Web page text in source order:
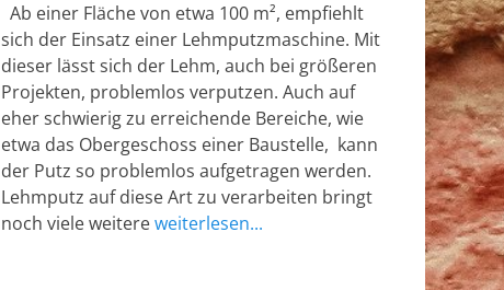
Ab einer Fläche von etwa 100 m², empfiehlt
sich der Einsatz einer Lehmputzmaschine. Mit
dieser lässt sich der Lehm, auch bei größeren
Projekten, problemlos verputzen. Auch auf
eher schwierig zu erreichende Bereiche, wie
etwa das Obergeschoss einer Baustelle, kann
der Putz so problemlos aufgetragen werden.
Lehmputz auf diese Art zu verarbeiten bringt
noch viele weitereweiterlesen...